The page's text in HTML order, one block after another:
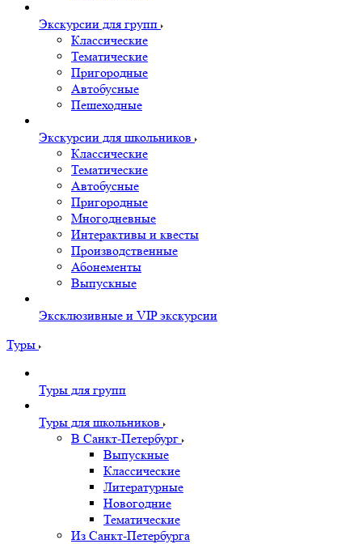
Экскурсии для групп
Классические
Тематические
Пригородные
Автобусные
Пешеходные
Экскурсии для школьников
Классические
Тематические
Автобусные
Пригородные
Многодневные
Интерактивы и квесты
Производственные
Абонементы
Выпускные
Эксклюзивные и VIP экскурсии
Туры
Туры для групп
Туры для школьников
В Санкт-Петербург
Выпускные
Классические
Литературные
Новогодние
Тематические
Из Санкт-Петербурга